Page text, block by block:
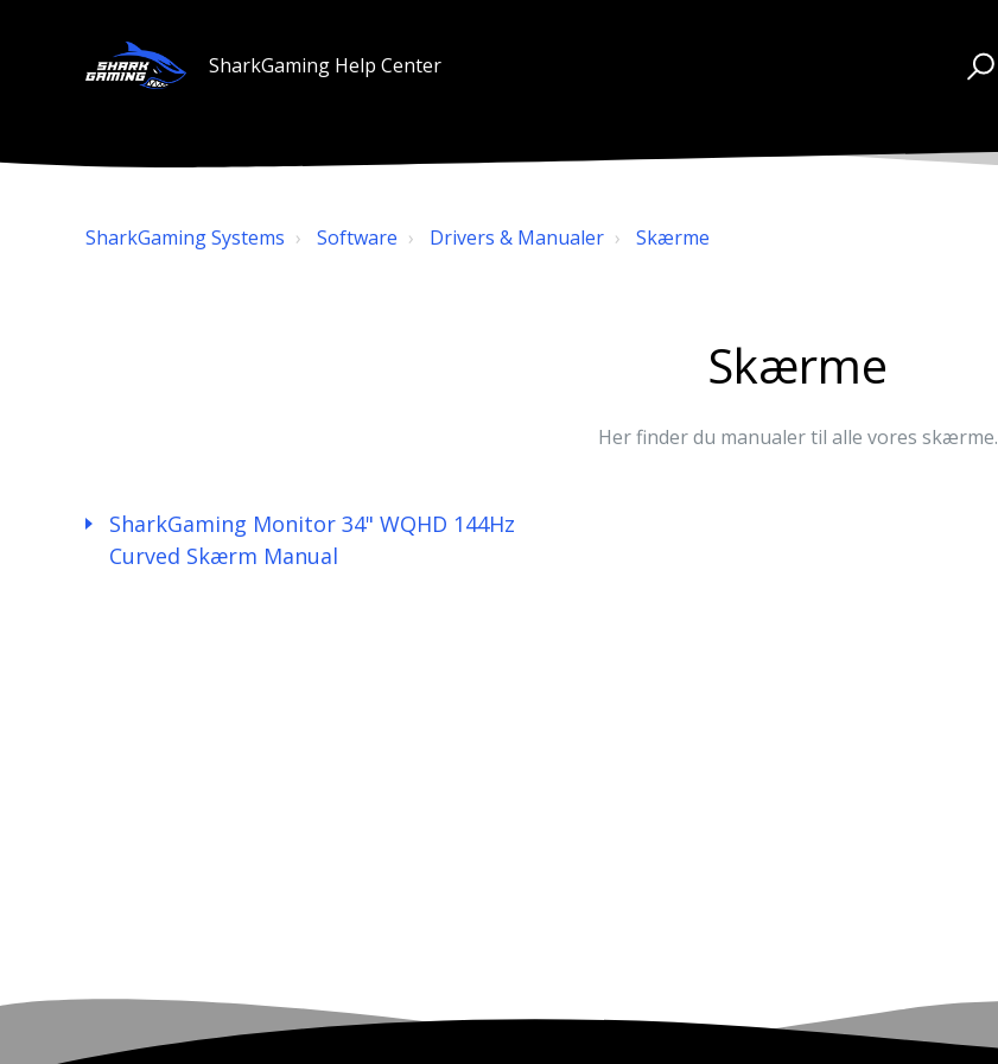
SharkGaming Help Center
SharkGaming Systems Software Drivers & Manualer Skærme
Skærme
Her finder du manualer til alle vores skærme.
SharkGaming Monitor 34" WQHD 144Hz
Curved Skærm Manual